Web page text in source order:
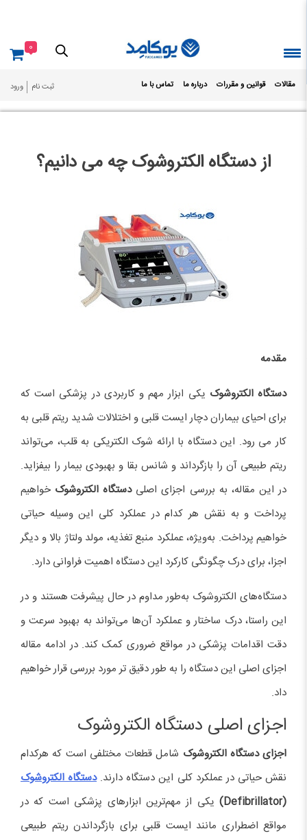
مقالات قوانین و مقررات درباره ما تماس با ما ثبت نام ورود
0
از دستگاه الکتروشوک چه می دانیم؟
مقدمه
دستگاه الکتروشوک یکی ابزار مهم و کاربردی در پزشکی است که
برای احیای بیماران دچار ایست قلبی و اختلالات شدید ریتم قلبی به
کار می رود. این دستگاه با ارائه شوک الکتریکی به قلب، می‌تواند
ریتم طبیعی آن را بازگرداند و شانس بقا و بهبودی بیمار را بیفزاید.
در این مقاله، به بررسی اجزای اصلیدستگاه الکتروشوک خواهیم
پرداخت و به نقش هر کدام در عملکرد کلی این وسیله حیاتی
خواهیم پرداخت. به‌ویژه، عملکرد منبع تغذیه، مولد ولتاژ بالا و دیگر
اجزا، برای درک چگونگی کارکرد این دستگاه اهمیت فراوانی دارد.
دستگاه‌های الکتروشوک به‌طور مداوم در حال پیشرفت هستند و در
این راستا، درک ساختار و عملکرد آن‌ها می‌تواند به بهبود سرعت و
دقت اقدامات پزشکی در مواقع ضروری کمک کند. در ادامه مقاله
اجزای اصلی این دستگاه را به طور دقیق تر مورد بررسی قرار خواهیم
داد.
اجزای اصلی دستگاه الکتروشوک
اجزای دستگاه الکتروشوک شامل قطعات مختلفی است که هرکدام
نقش حیاتی در عملکرد کلی این دستگاه دارند.دستگاه الکتروشوک
(Defibrillator)
یکی از مهم‌ترین ابزارهای پزشکی است که در
مواقع اضطراری مانند ایست قلبی برای بازگرداندن ریتم طبیعی